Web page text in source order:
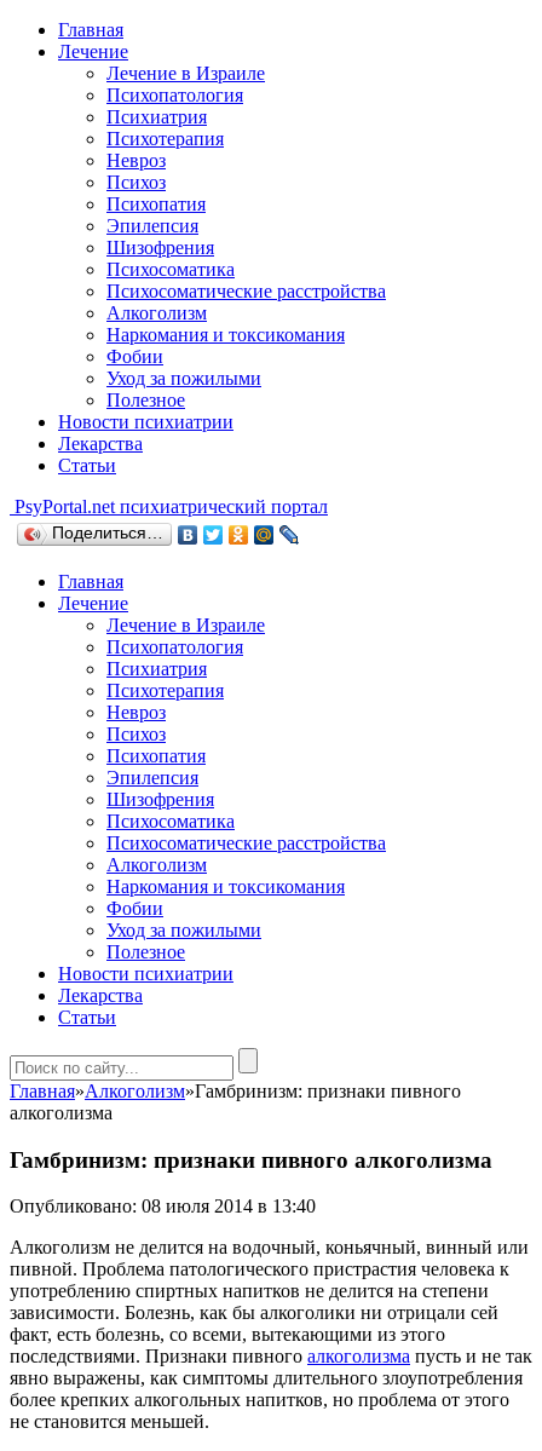
Главная
Лечение
Лечение в Израиле
Психопатология
Психиатрия
Психотерапия
Невроз
Психоз
Психопатия
Эпилепсия
Шизофрения
Психосоматика
Психосоматические расстройства
Алкоголизм
Наркомания и токсикомания
Фобии
Уход за пожилыми
Полезное
Новости психиатрии
Лекарства
Статьи
PsyPortal.net психиатрический портал
Поделиться…
Главная
Лечение
Лечение в Израиле
Психопатология
Психиатрия
Психотерапия
Невроз
Психоз
Психопатия
Эпилепсия
Шизофрения
Психосоматика
Психосоматические расстройства
Алкоголизм
Наркомания и токсикомания
Фобии
Уход за пожилыми
Полезное
Новости психиатрии
Лекарства
Статьи
Главная»Алкоголизм»Гамбринизм: признаки пивного
алкоголизма
Гамбринизм: признаки пивного алкоголизма
Опубликовано: 08 июля 2014 в 13:40
Алкоголизм не делится на водочный, коньячный, винный или
пивной. Проблема патологического пристрастия человека к
употреблению спиртных напитков не делится на степени
зависимости. Болезнь, как бы алкоголики ни отрицали сей
факт, есть болезнь, со всеми, вытекающими из этого
последствиями. Признаки пивного алкоголизма пусть и не так
явно выражены, как симптомы длительного злоупотребления
более крепких алкогольных напитков, но проблема от этого
не становится меньшей.